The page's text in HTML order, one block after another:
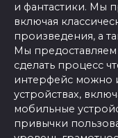
и фантастики. Мы
включая
произведения, а
Мы
сделать процесс
интерфейс можно
устройствах,
мобильные
привычки